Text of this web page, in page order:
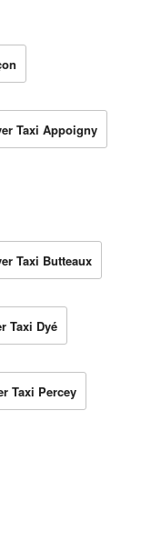
Taxi Appoigny
Taxi Butteaux
Taxi Dyé
Taxi Percey